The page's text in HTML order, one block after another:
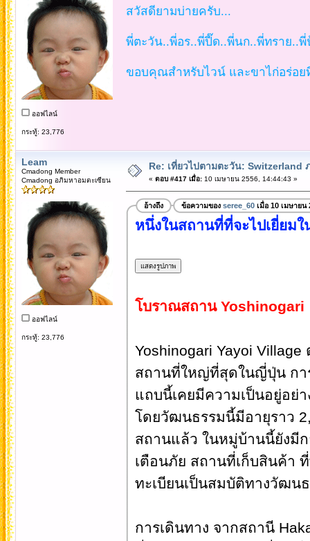
ออฟไลน์
กระทู้: 23,776
สวัสดียามบ่ายครับ...
พี่ตะวัน..พี่อร..พี่ปี๊ด..พี่นก..พี่ทราย..
ขอบคุณสำหรับไวน์ และขาไก่อร่อ
Leam
Cmadong Member
Cmadong อภิมหาอมตะเซียน
ออฟไลน์
กระทู้: 23,776
Re: เที่ยวไปตามตะวัน: Switzerland
« ตอบ #417 เมื่อ:10 เมษายน 2556, 14:44:43 »
อ้างถึง ข้อความของ seree_60เมื่อ 10 เมษายน
หนึ่งในสถานที่ที่จะไปเยี่ยม
โบราณสถาน Yoshinogari
Yoshinogari Yayoi
สถานที่ใหญ่ที่สุดในญี่ปุ่น กา
แถบนี้เคยมีความเป็นอยู่อย่
โดยวัฒนธรรมนี้มีอายุราว
สถานแล้ว ในหมู่บ้านนี้ยังมี
เตือนภัย สถานที่เก็บสินค้า
ทะเบียนเป็นสมบัติทางวัฒน
การเดินทาง จากสถานี